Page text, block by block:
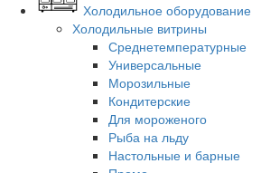
Холодильное оборудование
Холодильные витрины
Среднетемпературные
Универсальные
Морозильные
Кондитерские
Для мороженого
Рыба на льду
Настольные и барные